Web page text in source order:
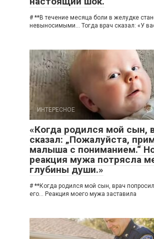
# **В течение месяца боли в желудке
невыносимыми… Тогда врач сказал: «У
ИНТЕРЕСНОЕ
«Когда родился мой сын,
сказал: „Пожалуйста,
малыша с пониманием.“
реакция мужа потрясла
глубины души.»
# **Когда родился мой сын, врач
его… Реакция моего мужа заставила